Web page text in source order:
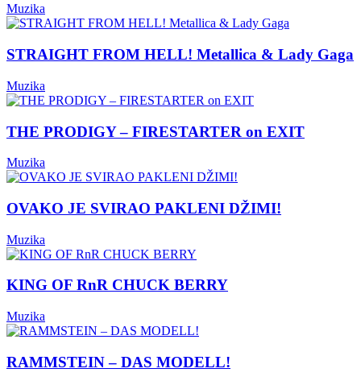
Muzika
STRAIGHT FROM HELL! Metallica & Lady Gaga
Muzika
THE PRODIGY – FIRESTARTER on EXIT
Muzika
OVAKO JE SVIRAO PAKLENI DŽIMI!
Muzika
KING OF RnR CHUCK BERRY
Muzika
RAMMSTEIN – DAS MODELL!